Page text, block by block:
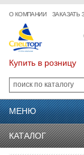
О КОМПАНИИ ЗАКАЗАТЬ
Купить в розницу
МЕНЮ
КАТАЛОГ